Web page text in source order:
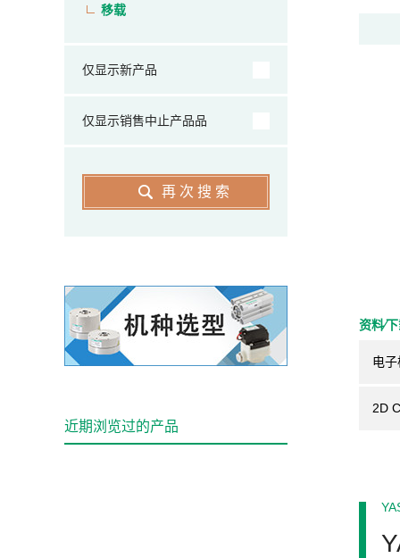
资料⁄
电
2D
移载
仅显示新产品
仅显示销售中止产品品
再次搜索
近期浏览过的产品